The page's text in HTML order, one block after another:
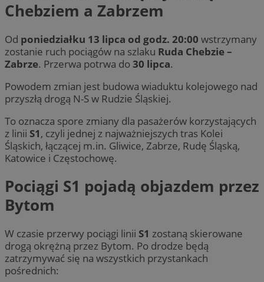
Chebziem a Zabrzem
Od poniedziałku 13 lipca od godz. 20:00 wstrzymany
zostanie ruch pociągów na szlaku Ruda Chebzie –
Zabrze. Przerwa potrwa do30 lipca.
Powodem zmian jest budowa wiaduktu kolejowego nad
przyszłą drogą N-S w Rudzie Śląskiej.
To oznacza spore zmiany dla pasażerów korzystających
z linii S1, czyli jednej z najważniejszych tras Kolei
Śląskich, łączącej m.in. Gliwice, Zabrze, Rudę Śląską,
Katowice i Częstochowę.
Pociągi S1 pojadą objazdem przez
Bytom
W czasie przerwy pociągi linii S1 zostaną skierowane
drogą okrężną przez Bytom. Po drodze będą
zatrzymywać się na wszystkich przystankach
pośrednich: